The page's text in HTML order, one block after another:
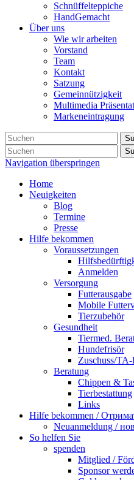
Schnüffelteppiche
HandGemacht
Über uns
Wie wir arbeiten
Vorstand
Team
Kontakt
Satzung
Gemeinnützigkeit
Multimedia
Markeneintragung
Navigation überspringen
Home
Neuigkeiten
Blog
Termine
Presse
Hilfe bekommen
Voraussetzungen
Anmelden
Versorgung
Futterausgabe
Mobile
Tierzubehör
Gesundheit
Tiermed.
Hundefrisör
Zuschuss/
Beratung
Chippen &
Tierbestattung
Links
Hilfe bekommen /
Neuanmeldung /
So helfen Sie
spenden
Mitglied /
Sponsor